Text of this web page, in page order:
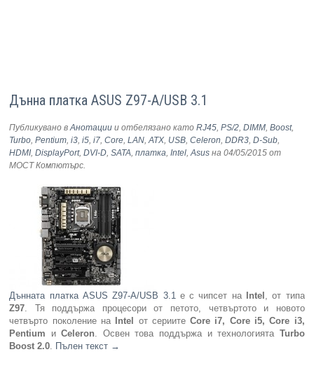
Дънна платка ASUS Z97-A/USB 3.1
Публикувано вАнотации и отбелязано катоRJ45,PS/2,DIMM,Boost,
Turbo,Pentium,i3,i5,i7,Core,LAN,ATX, USB,Celeron,DDR3,D-Sub,
HDMI,DisplayPort,DVI-D,SATA,платка,Intel,Asus на 04/05/2015 от
МОСТ Компютърс.
Дънната платка ASUS Z97-A/USB 3.1е с чипсет на Intel , от типа
Z97. Тя поддържа процесори от петото, четвъртото и новото
четвърто поколение на
Intel от сериитеCore i7, Core i5, Core i3,
Pentium иCeleron. Освен това поддържа и технологията Turbo
Boost 2.0. Пълен текст →